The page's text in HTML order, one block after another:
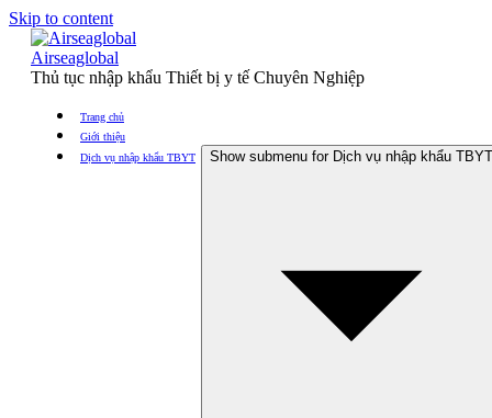
Skip to content
Airseaglobal
Thủ tục nhập khẩu Thiết bị y tế Chuyên Nghiệp
Trang chủ
Giới thiệu
Dịch vụ nhập khẩu TBYT
Show submenu for Dịch vụ nhập khẩu TBYT